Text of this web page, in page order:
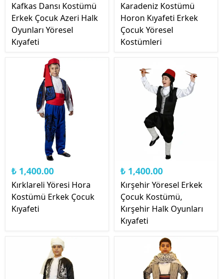
Kafkas Dansı Kostümü
Erkek Çocuk Azeri Halk
Oyunları Yöresel
Kıyafeti
Karadeniz Kostümü
Horon Kıyafeti Erkek
Çocuk Yöresel
Kostümleri
₺ 1,400.00
Kırklareli Yöresi Hora
Kostümü Erkek Çocuk
Kıyafeti
₺ 1,400.00
Kırşehir Yöresel Erkek
Çocuk Kostümü,
Kırşehir Halk Oyunları
Kıyafeti